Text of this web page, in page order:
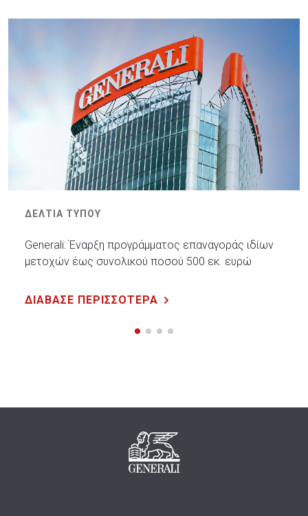
ΔΕΛΤΙΑ ΤΥΠΟΥ
Generali: Έναρξη προγράμματος επαναγοράς ιδίων
μετοχών έως συνολικού ποσού 500 εκ. ευρώ
ΔΙΑΒΑΣΕ ΠΕΡΙΣΣΟΤΕΡΑ